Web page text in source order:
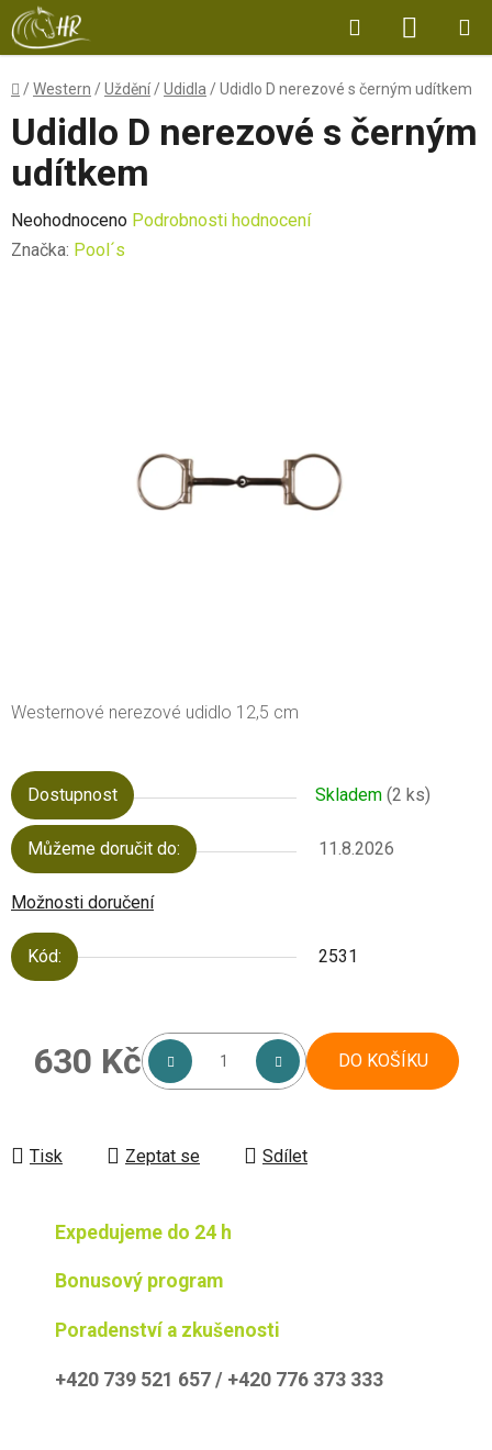
Přejít
na
obsah
Hledat
KOŠÍK
Domů
/Western /Uždění /Udidla /Udidlo D nerezové s černým udítkem
Westernové nerezové udidlo 12,5 cm
Dostupnost Skladem (2 ks)
Můžeme doručit do: 11.8.2026
Možnosti doručení
Kód: 2531
630 Kč DO KOŠÍKU
Tisk Zeptat se Sdílet
Udidlo D nerezové s černým
udítkem
Průměrné
hodnocení
Neohodnoceno Podrobnosti hodnocení
Značka: Pool´s
Expedujeme do 24 h
Bonusový program
Poradenství a zkušenosti
+420 739 521 657 / +420 776 373 333